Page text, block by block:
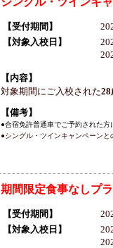
【受付期間】
【対象入校日】
【内容】
対象期間にご入校された28
【備考】
●合宿免許普通車でご予約された方
●シングル・ツインキャンペーンと
期間限定食事なしプ
【受付期間】
【対象入校日】